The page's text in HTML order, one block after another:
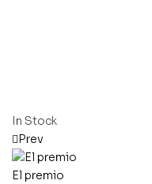
In Stock
Prev
El premio